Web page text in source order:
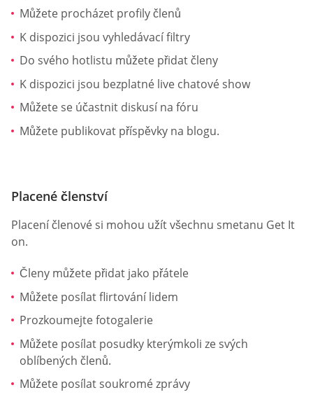
Můžete procházet profily členů
K dispozici jsou vyhledávací filtry
Do svého hotlistu můžete přidat členy
K dispozici jsou bezplatné live chatové show
Můžete se účastnit diskusí na fóru
Můžete publikovat příspěvky na blogu.
Placené členství
Placení členové si mohou užít všechnu smetanu Get It
on.
Členy můžete přidat jako přátele
Můžete posílat flirtování lidem
Prozkoumejte fotogalerie
Můžete posílat posudky kterýmkoli ze svých
oblíbených členů.
Můžete posílat soukromé zprávy